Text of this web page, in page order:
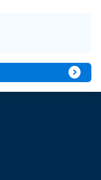
expand_circle_right